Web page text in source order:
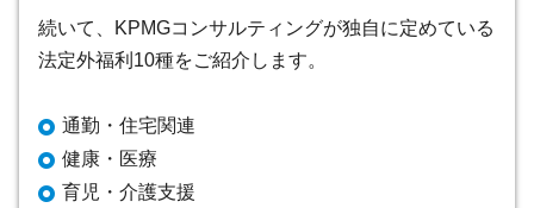
続いて、KPMGコンサルティングが独自に定めている
法定外福利10種をご紹介します。
通勤・住宅関連
健康・医療
育児・介護支援